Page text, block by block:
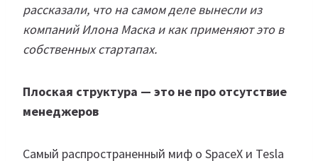
рассказали, что на самом деле вынесли из
компаний Илона Маска и как применяют это в
собственных стартапах.
Плоская структура — это не про отсутствие
менеджеров
Самый распространенный миф о SpaceX и Tesla